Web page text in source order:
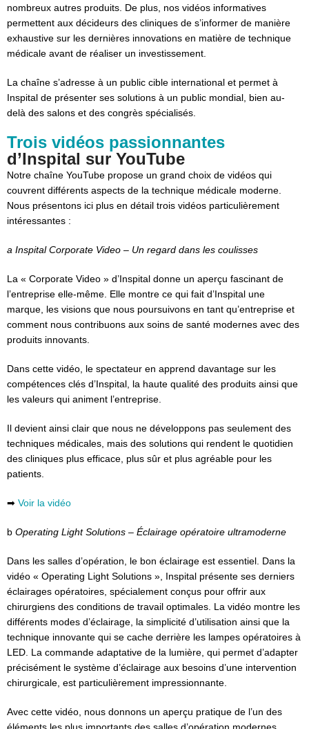
nombreux autres produits. De plus, nos vidéos informatives
permettent aux décideurs des cliniques de s’informer de manière
exhaustive sur les dernières innovations en matière de technique
médicale avant de réaliser un investissement.
La chaîne s’adresse à un public cible international et permet à
Inspital de présenter ses solutions à un public mondial, bien au-
delà des salons et des congrès spécialisés.
Trois vidéos passionnantes
d’Inspital sur YouTube
Notre chaîne YouTube propose un grand choix de vidéos qui
couvrent différents aspects de la technique médicale moderne.
Nous présentons ici plus en détail trois vidéos particulièrement
intéressantes :
a Inspital Corporate Video – Un regard dans les coulisses
La « Corporate Video » d’Inspital donne un aperçu fascinant de
l’entreprise elle-même. Elle montre ce qui fait d’Inspital une
marque, les visions que nous poursuivons en tant qu’entreprise et
comment nous contribuons aux soins de santé modernes avec des
produits innovants.
Dans cette vidéo, le spectateur en apprend davantage sur les
compétences clés d’Inspital, la haute qualité des produits ainsi que
les valeurs qui animent l’entreprise.
Il devient ainsi clair que nous ne développons pas seulement des
techniques médicales, mais des solutions qui rendent le quotidien
des cliniques plus efficace, plus sûr et plus agréable pour les
patients.
➡ Voir la vidéo
b Operating Light Solutions – Éclairage opératoire ultramoderne
Dans les salles d’opération, le bon éclairage est essentiel. Dans la
vidéo « Operating Light Solutions », Inspital présente ses derniers
éclairages opératoires, spécialement conçus pour offrir aux
chirurgiens des conditions de travail optimales. La vidéo montre les
différents modes d’éclairage, la simplicité d’utilisation ainsi que la
technique innovante qui se cache derrière les lampes opératoires à
LED. La commande adaptative de la lumière, qui permet d’adapter
précisément le système d’éclairage aux besoins d’une intervention
chirurgicale, est particulièrement impressionnante.
Avec cette vidéo, nous donnons un aperçu pratique de l’un des